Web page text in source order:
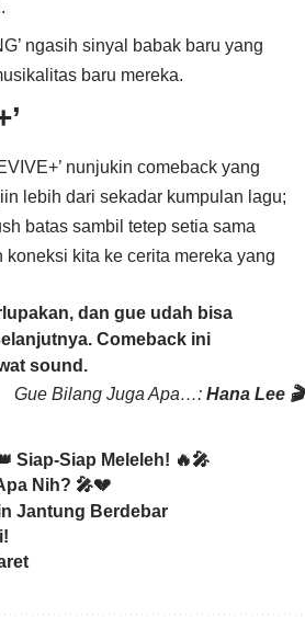
ngasih sinyal babak baru yang
baru mereka.
nunjukin comeback yang
lebih dari sekadar kumpulan lagu;
batas sambil tetep setia sama
kita ke cerita mereka yang
dan gue udah bisa
Comeback ini
sound.
Gue Bilang Juga Apa…: Hana Lee 🎬
Siap-Siap Meleleh! 🔥🎤
Nih? 🎤💔
Jantung Berdebar